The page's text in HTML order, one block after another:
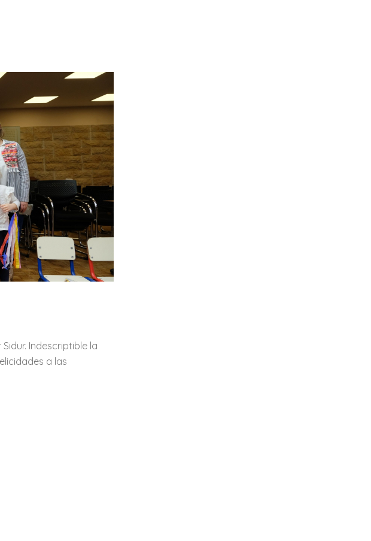
Indescriptible la
a las